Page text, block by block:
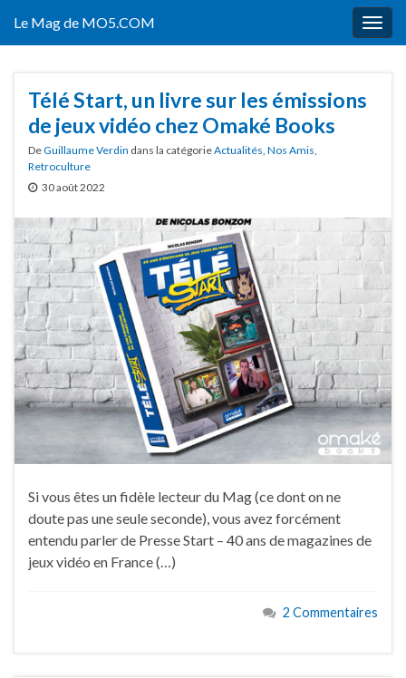
Le Mag de MO5.COM
Télé Start, un livre sur les émissions
de jeux vidéo chez Omaké Books
DeGuillaume Verdin dans la catégorieActualités, Nos Amis,
Retroculture
30 août 2022
Si vous êtes un fidèle lecteur du Mag (ce dont on ne
doute pas une seule seconde), vous avez forcément
entendu parler de Presse Start – 40 ans de magazines de
jeux vidéo en France (…)
2 Commentaires